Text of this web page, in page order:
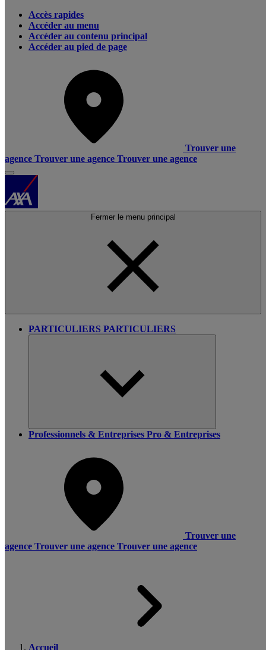
Accès rapides
Accéder au menu
Accéder au contenu principal
Accéder au pied de page
Trouver une
agence Trouver une agence Trouver une agence
Fermer le menu principal
PARTICULIERS PARTICULIERS
Professionnels & Entreprises Pro & Entreprises
Trouver une
agence Trouver une agence Trouver une agence
Accueil